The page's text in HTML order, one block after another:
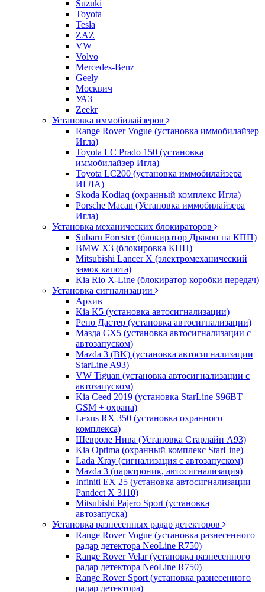
Suzuki
Toyota
Tesla
ZAZ
VW
Volvo
Mercedes-Benz
Geely
Москвич
УАЗ
Zeekr
Установка иммобилайзеров
Range Rover Vogue (установка иммобилайзер
Игла)
Toyota LC Prado 150 (установка
иммобилайзер Игла)
Toyota LC200 (установка иммобилайзера
ИГЛА)
Skoda Kodiaq (охранный комплекс Игла)
Porsche Macan (Установка иммобилайзера
Игла)
Установка механических блокираторов
Subaru Forester (блокиратор Дракон на КПП)
BMW X3 (блокировка КПП)
Mitsubishi Lancer X (электромеханический
замок капота)
Kia Rio X-Line (блокиратор коробки передач)
Установка сигнализации
Архив
Kia K5 (установка автосигнализации)
Рено Дастер (установка автосигнализации)
Мазда CХ5 (установка автосигнализации с
автозапуском)
Mazda 3 (BK) (установка автосигнализации
StarLine A93)
VW Tiguan (установка автосигнализации с
автозапуском)
Kia Ceed 2019 (установка StarLine S96BT
GSM + охрана)
Lexus RX 350 (установка охранного
комплекса)
Шевроле Нива (Установка Старлайн А93)
Kia Optima (охранный комплекс StarLine)
Lada Xray (сигнализация с автозапуском)
Mazda 3 (парктроник, автосигнализация)
Infiniti EX 25 (установка автосигнализации
Pandect X 3110)
Mitsubishi Pajero Sport (установка
автозапуска)
Установка разнесенных радар детекторов
Range Rover Vogue (установка разнесенного
радар детектора NeoLine R750)
Range Rover Velar (установка разнесенного
радар детектора NeoLine R750)
Range Rover Sport (установка разнесенного
радар детектора)